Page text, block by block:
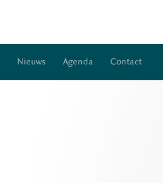
Nieuws Agenda Contact